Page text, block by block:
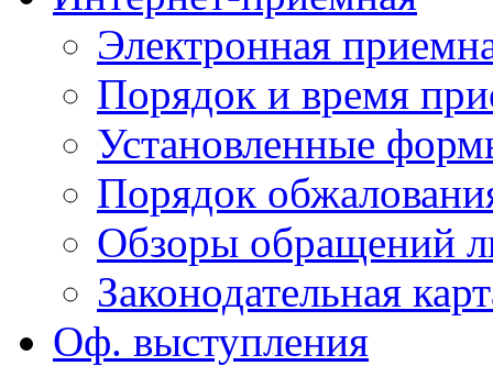
Электронная
Порядок и время
Установленные
Порядок
Обзоры обращений
Законодательная
Оф. выступления